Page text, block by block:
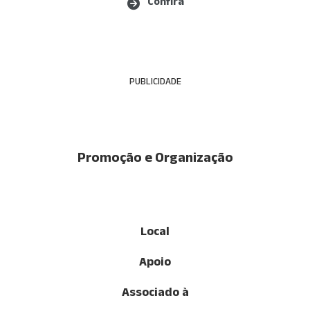
PUBLICIDADE
Promoção e Organização
Local
Apoio
Associado à